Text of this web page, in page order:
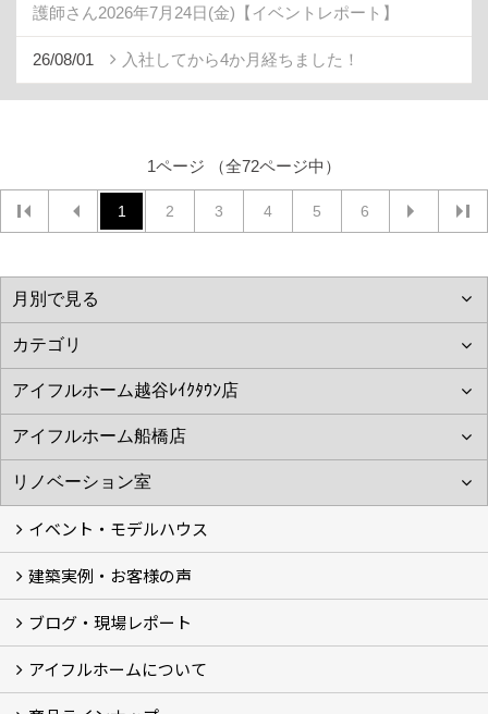
護師さん2026年7月24日(金)【イベントレポート】
26/08/01 入社してから4か月経ちました！
1ページ （全72ページ中）
1 2 3 4 5 6
イベント・モデルハウス
イベント
モデルハウス見学
建築実例・お客様の声
建築実例
お客様の声
ブログ・現場レポート
ブログ
現場レポート
アイフルホームについて